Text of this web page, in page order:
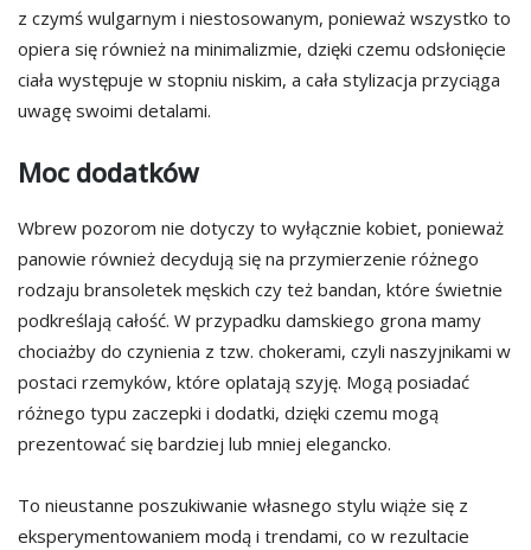
z czymś wulgarnym i niestosowanym, ponieważ wszystko to
opiera się również na minimalizmie, dzięki czemu odsłonięcie
ciała występuje w stopniu niskim, a cała stylizacja przyciąga
uwagę swoimi detalami.
Moc dodatków
Wbrew pozorom nie dotyczy to wyłącznie kobiet, ponieważ
panowie również decydują się na przymierzenie różnego
rodzaju bransoletek męskich czy też bandan, które świetnie
podkreślają całość. W przypadku damskiego grona mamy
chociażby do czynienia z tzw. chokerami, czyli naszyjnikami w
postaci rzemyków, które oplatają szyję. Mogą posiadać
różnego typu zaczepki i dodatki, dzięki czemu mogą
prezentować się bardziej lub mniej elegancko.
To nieustanne poszukiwanie własnego stylu wiąże się z
eksperymentowaniem modą i trendami, co w rezultacie